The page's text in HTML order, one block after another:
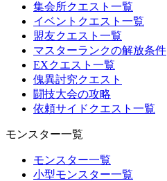
集会所クエスト一覧
イベントクエスト一覧
盟友クエスト一覧
マスターランクの解放条件
EXクエスト一覧
傀異討究クエスト
闘技大会の攻略
依頼サイドクエスト一覧
モンスター一覧
モンスター一覧
小型モンスター一覧